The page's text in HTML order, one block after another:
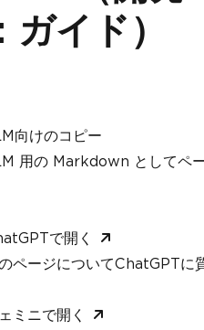
イド）
向けのコピー
用の Markdown としてペ
で開く
ページについてChatGPTに
ミニで開く